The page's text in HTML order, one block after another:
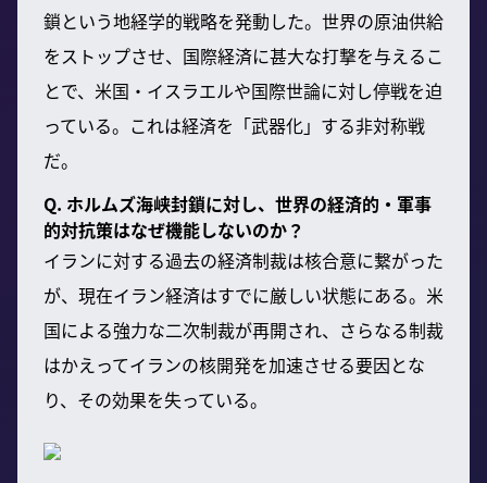
鎖という地経学的戦略を発動した。世界の原油供給
をストップさせ、国際経済に甚大な打撃を与えるこ
とで、米国・イスラエルや国際世論に対し停戦を迫
っている。これは経済を「武器化」する非対称戦
だ。
Q. ホルムズ海峡封鎖に対し、世界の経済的・軍事
的対抗策はなぜ機能しないのか？
イランに対する過去の経済制裁は核合意に繋がった
が、現在イラン経済はすでに厳しい状態にある。米
国による強力な二次制裁が再開され、さらなる制裁
はかえってイランの核開発を加速させる要因とな
り、その効果を失っている。